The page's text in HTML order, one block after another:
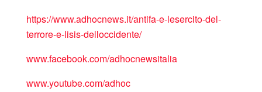
https://www.adhocnews.it/antifa-e-lesercito-del-
terrore-e-lisis-delloccidente/
www.facebook.com/adhocnewsitalia
www.youtube.com/adhoc